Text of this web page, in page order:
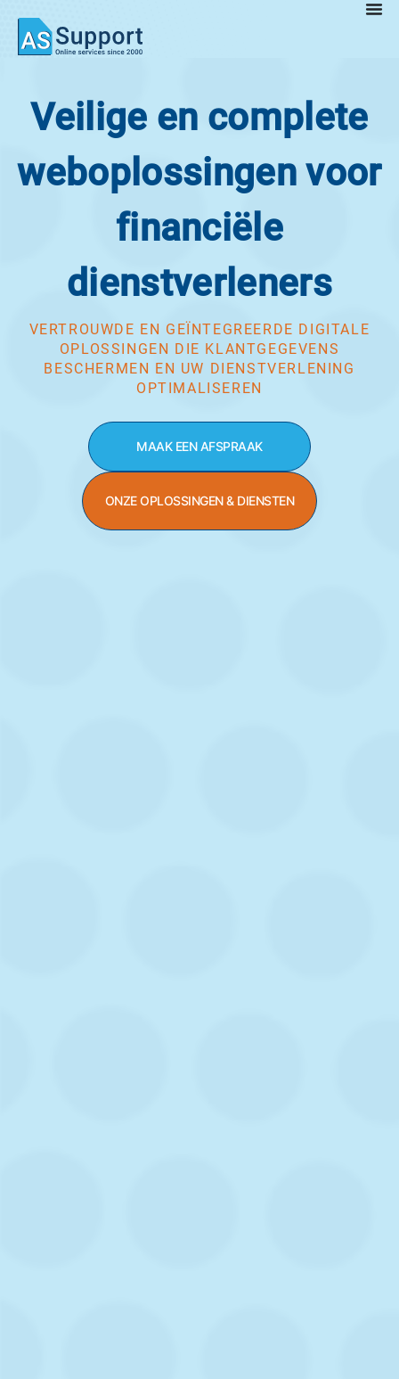
Veilige en complete
weboplossingen voor
financiële
dienstverleners
VERTROUWDE EN GEÏNTEGREERDE DIGITALE
OPLOSSINGEN DIE KLANTGEGEVENS
BESCHERMEN EN UW DIENSTVERLENING
OPTIMALISEREN
MAAK EEN AFSPRAAK
ONZE OPLOSSINGEN & DIENSTEN